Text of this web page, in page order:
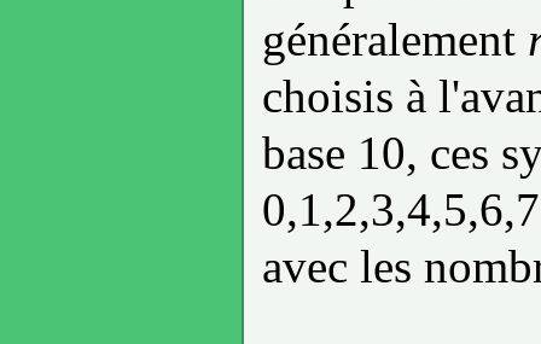
généralement
choisis à
base 10, ces
avec les